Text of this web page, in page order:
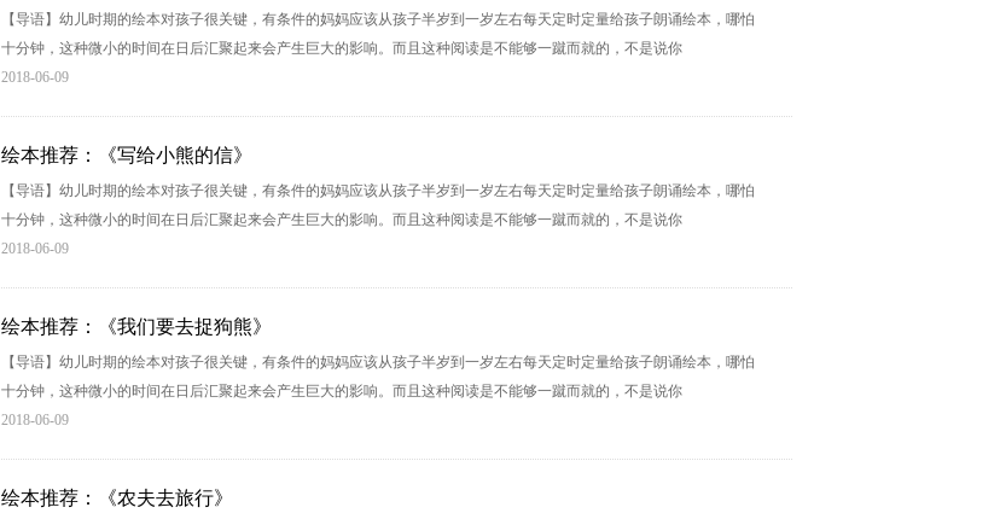
【导语】幼儿时期的绘本对孩子很关键，有条件的妈妈应该从孩子半岁到一岁左右每天定时定量给孩子朗诵绘本，哪怕
十分钟，这种微小的时间在日后汇聚起来会产生巨大的影响。而且这种阅读是不能够一蹴而就的，不是说你
2018-06-09
绘本推荐：《写给小熊的信》
【导语】幼儿时期的绘本对孩子很关键，有条件的妈妈应该从孩子半岁到一岁左右每天定时定量给孩子朗诵绘本，哪怕
十分钟，这种微小的时间在日后汇聚起来会产生巨大的影响。而且这种阅读是不能够一蹴而就的，不是说你
2018-06-09
绘本推荐：《我们要去捉狗熊》
【导语】幼儿时期的绘本对孩子很关键，有条件的妈妈应该从孩子半岁到一岁左右每天定时定量给孩子朗诵绘本，哪怕
十分钟，这种微小的时间在日后汇聚起来会产生巨大的影响。而且这种阅读是不能够一蹴而就的，不是说你
2018-06-09
绘本推荐：《农夫去旅行》